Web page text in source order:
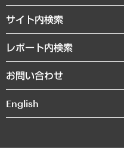
まちづくり・観光・交通・スポーツ
自然資源・農林水産業・食料システ
受託・受注実績（官公庁関連）
メディア掲載・出演
沿革
組織図・本部部室紹介
インドネシア現地法人
個人情報保護方針
お知らせ
サイト内検索
レポート内検索
お問い合わせ
English